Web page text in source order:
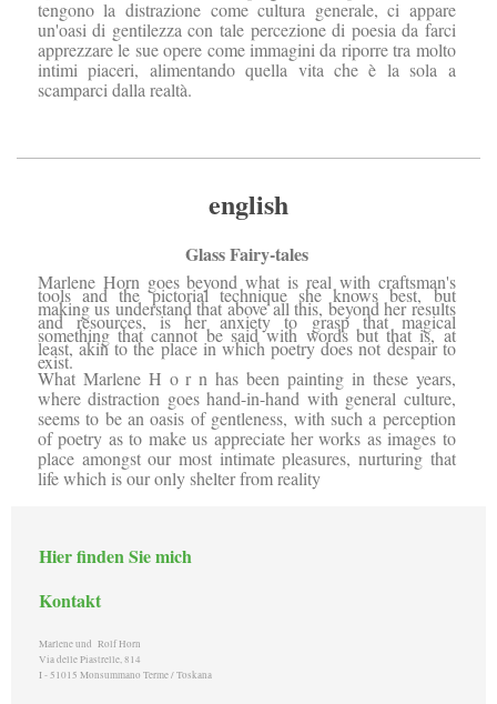
tengono la distrazione come cultura generale, ci appare
un'oasi di gentilezza con tale percezione di poesia da farci
apprezzare le sue opere come immagini da riporre tra molto
intimi piaceri, alimentando quella vita che è la sola a
scamparci dalla realtà.
english
Glass Fairy-tales
Marlene Horn goes beyond what is real with craftsman's
tools and the pictorial technique she knows best, but
making us understand that above all this, beyond her results
and resources, is her anxiety to grasp that magical
something that cannot be said with words but that is, at
least, akin to the place in which poetry does not despair to
exist.
What Marlene H o r n has been painting in these years,
where distraction goes hand-in-hand with general culture,
seems to be an oasis of gentleness, with such a perception
of poetry as to make us appreciate her works as images to
place amongst our most intimate pleasures, nurturing that
life which is our only shelter from reality
Hier finden Sie mich
Kontakt
Marlene und Rolf Horn
Via delle Piastrelle, 814
I - 51015 Monsummano Terme / Toskana